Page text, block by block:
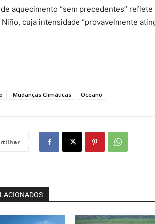
aquecimento “sem precedentes”
cuja intensidade “provavelmente
Mudanças Climáticas Oceano